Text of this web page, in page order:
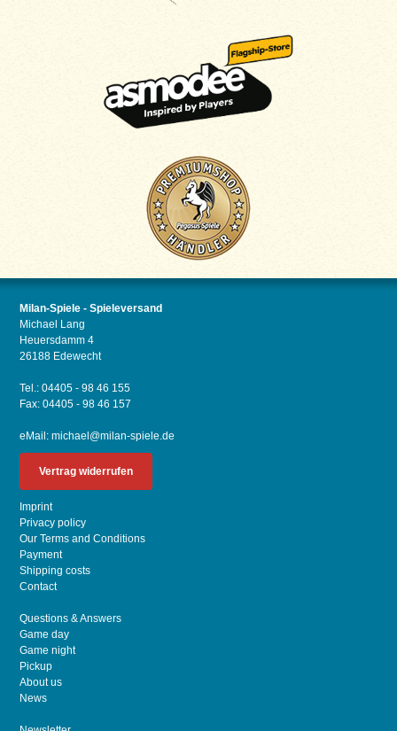
Milan-Spiele - Spieleversand
Michael Lang
Heuersdamm 4
26188 Edewecht
Tel.: 04405 - 98 46 155
Fax: 04405 - 98 46 157
eMail:michael@milan-spiele.de
Vertrag widerrufen
Imprint
Privacy policy
Our Terms and Conditions
Payment
Shipping costs
Contact
Questions & Answers
Game day
Game night
Pickup
About us
News